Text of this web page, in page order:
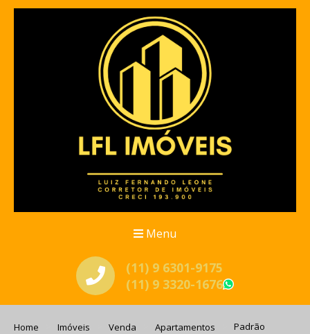
Menu
(11) 9 6301-9175
(11) 9 3320-1676
Home Imóveis Venda Apartamentos Padrão